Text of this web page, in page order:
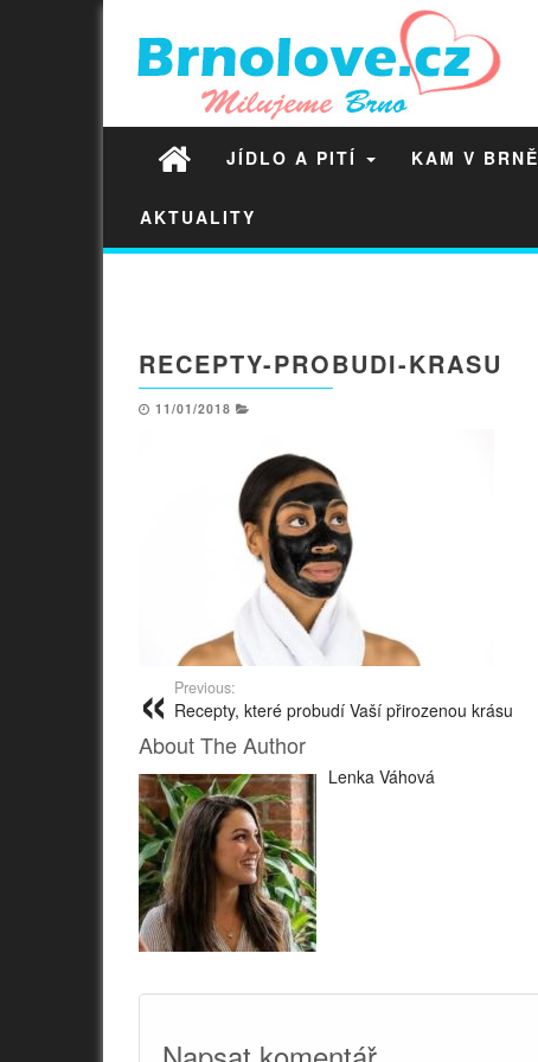
JÍDLO A PITÍ KAM V BRNĚ
AKTUALITY
RECEPTY-PROBUDI-KRASU
11/01/2018
Previous:
Recepty, které probudí Vaší přirozenou krásu
About The Author
Lenka Váhová